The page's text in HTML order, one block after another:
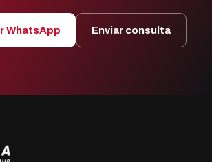
WhatsApp Enviar consulta